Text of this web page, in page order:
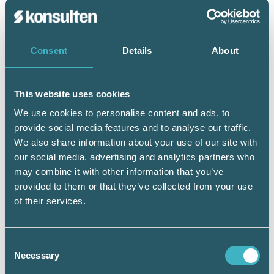
Consent Details About
This website uses cookies
We use cookies to personalise content and ads, to
provide social media features and to analyse our traffic.
We also share information about your use of our site with
our social media, advertising and analytics partners who
may combine it with other information that you’ve
provided to them or that they’ve collected from your use
of their services.
Selection
Necessary
– Ett tips: Det är enklare att få igenom en motion som
beskriver vad du vill uppnå, än en motion där du anger
detaljerade motioner har ofta svårare att få gehör av
kongressen, konstaterar Frans Blom, ordförande i
förbundsstyrelsen.
En god motion är:
S. Saklig och kortfattad.
R.Redigerad med tydliga problem och
. Försedd med lättfattliga att-satser.